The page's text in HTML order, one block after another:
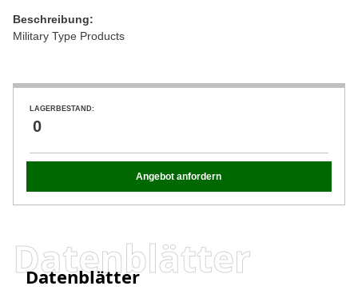
Beschreibung:
Military Type Products
LAGERBESTAND:
0
Angebot anfordern
Datenblätter
Datenblätter